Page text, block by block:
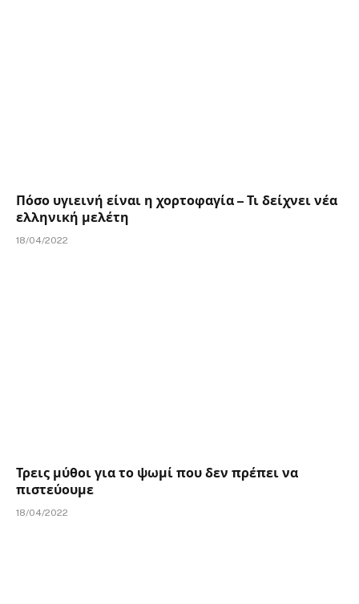
Πόσο υγιεινή είναι η χορτοφαγία – Τι δείχνει νέα
ελληνική μελέτη
18/04/2022
Τρεις μύθοι για το ψωμί που δεν πρέπει να
πιστεύουμε
18/04/2022